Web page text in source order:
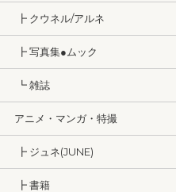
┣ クウネル/アルネ
┣ 写真集●ムック
┗ 雑誌
アニメ・マンガ・特撮
┣ ジュネ(JUNE)
┣ 書籍